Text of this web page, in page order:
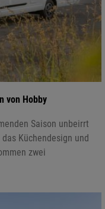
von Hobby
Saison unbeirrt
Küchendesign und
zwei